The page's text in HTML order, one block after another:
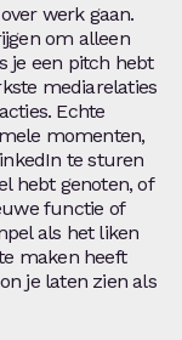
werk gaan.
om alleen
je een pitch hebt
mediarelaties
Echte
momenten,
te sturen
hebt genoten, of
functie of
als het liken
maken heeft
je laten zien als